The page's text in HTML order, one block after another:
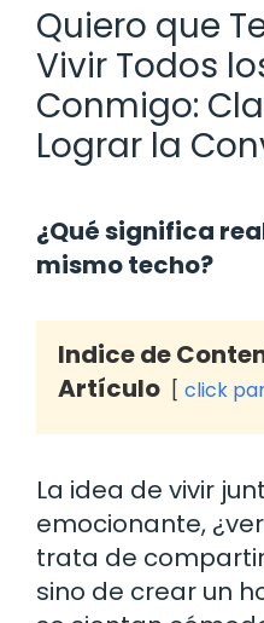
Quiero que
Vivir Todos
Conmigo:
Lograr la
¿Qué significa
mismo techo?
Indice de
Artículo
click
La idea de vivir
emocionante,
trata de
sino de crear un